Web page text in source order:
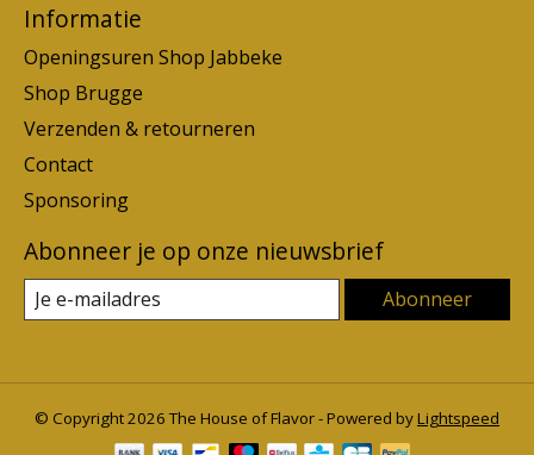
Informatie
Openingsuren Shop Jabbeke
Shop Brugge
Verzenden & retourneren
Contact
Sponsoring
Abonneer je op onze nieuwsbrief
Abonneer
© Copyright 2026 The House of Flavor - Powered byLightspeed